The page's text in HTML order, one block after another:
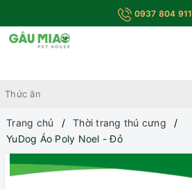
0937 804 911
Trang chủ
Thời trang thú cưng
YuDog Áo Poly Noel - Đỏ